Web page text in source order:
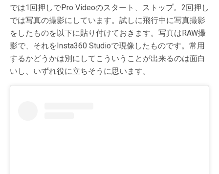
では1回押しでPro Videoのスタート、ストップ。2回押し
では写真の撮影にしています。試しに飛行中に写真撮影
をしたものを以下に貼り付けておきます。写真はRAW撮
影で、それをInsta360 Studioで現像したものです。常用
するかどうかは別にしてこういうことが出来るのは面白
いし、いずれ役に立ちそうに思います。